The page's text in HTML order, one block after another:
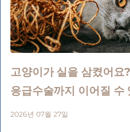
고양이가 실을 삼켰어요
응급수술까지 이어질 수
2026년 07월 27일